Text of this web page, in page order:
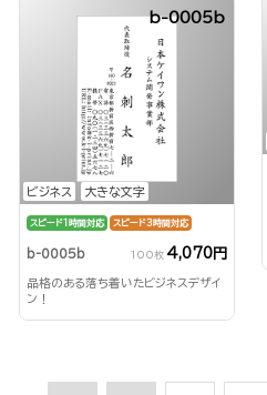
ビジネス 大きな文字
b-0005b
スピード1時間対応 スピード3時間対応
b-0005b 100枚 4,070円
品格のある落ち着いたビジネスデザイ
ン！